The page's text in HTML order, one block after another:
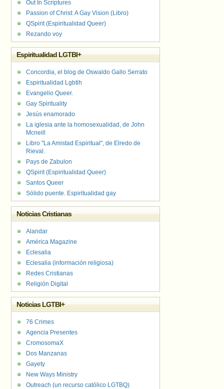
Out In Scriptures
Passion of Christ: A Gay Vision (Libro)
QSpirit (Espiritualidad Queer)
Rezando voy
Espiritualidad LGTBI+
Concordia, el blog de Oswaldo Gallo Serrato
Espiritualidad Lgbtih
Evangelio Queer.
Gay Spirituality
Jesús enamorado
La iglesia ante la homosexualidad, de John
Mcneill
Libro "La Amistad Espiritual", de Elredo de
Rieval.
Pays de Zabulon
QSpirit (Espiritualidad Queer)
Santos Queer
Sólido puente. Espiritualidad gay
Noticias Cristianas
Alandar
América Magazine
Eclesalia
Eclesalia (información religiosa)
Redes Cristianas
Religión Digital
Noticias LGTBI+
76 Crimes
Agencia Presentes
CromosomaX
Dos Manzanas
Gayety
New Ways Ministry
Outreach (un recurso católico LGTBQ)